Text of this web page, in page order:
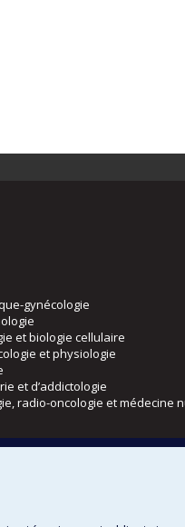
gynécologie
et biologie cellulaire
et physiologie
et d’addictologie
radio-oncologie et médecine